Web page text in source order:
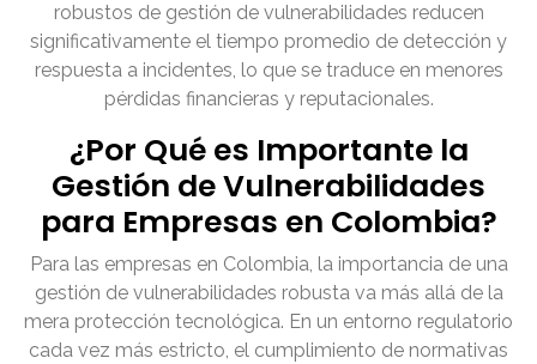
robustos de gestión de vulnerabilidades reducen
significativamente el tiempo promedio de detección y
respuesta a incidentes, lo que se traduce en menores
pérdidas financieras y reputacionales.
¿Por Qué es Importante la
Gestión de Vulnerabilidades
para Empresas en Colombia?
Para las empresas en Colombia, la importancia de una
gestión de vulnerabilidades robusta va más allá de la
mera protección tecnológica. En un entorno regulatorio
cada vez más estricto, el cumplimiento de normativas